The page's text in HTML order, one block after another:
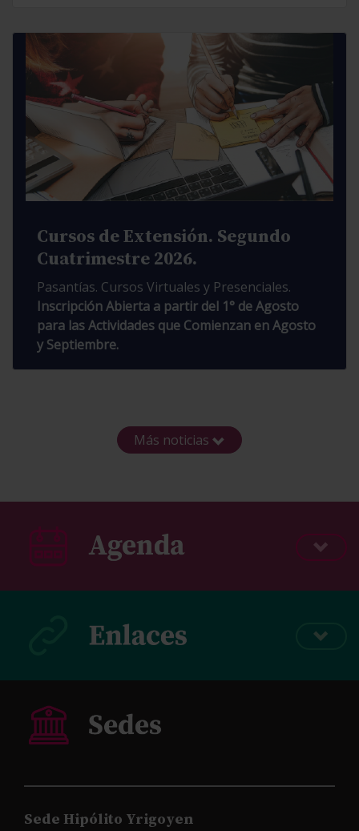
Cursos de Extensión. Segundo
Cuatrimestre 2026.
Pasantías. Cursos Virtuales y Presenciales.
Inscripción Abierta a partir del 1° de Agosto
para las Actividades que Comienzan en Agosto
y Septiembre.
Más noticias
Sede Hipólito Yrigoyen